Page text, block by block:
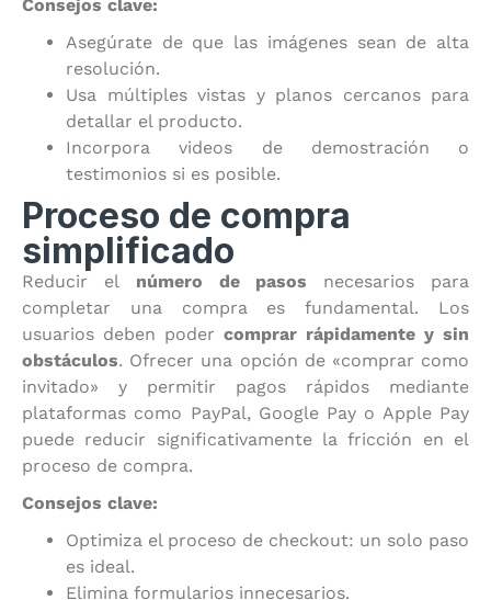
Consejos clave:
Asegúrate de que las imágenes sean de alta
resolución.
Usa múltiples vistas y planos cercanos para
detallar el producto.
Incorpora videos de demostración o
testimonios si es posible.
Proceso de compra
simplificado
Reducir elnúmero de pasos necesarios para
completar una compra es fundamental. Los
usuarios deben poder comprar rápidamente y sin
obstáculos. Ofrecer una opción de «comprar como
invitado» y permitir pagos rápidos mediante
plataformas como PayPal, Google Pay o Apple Pay
puede reducir significativamente la fricción en el
proceso de compra.
Consejos clave:
Optimiza el proceso de checkout: un solo paso
es ideal.
Elimina formularios innecesarios.